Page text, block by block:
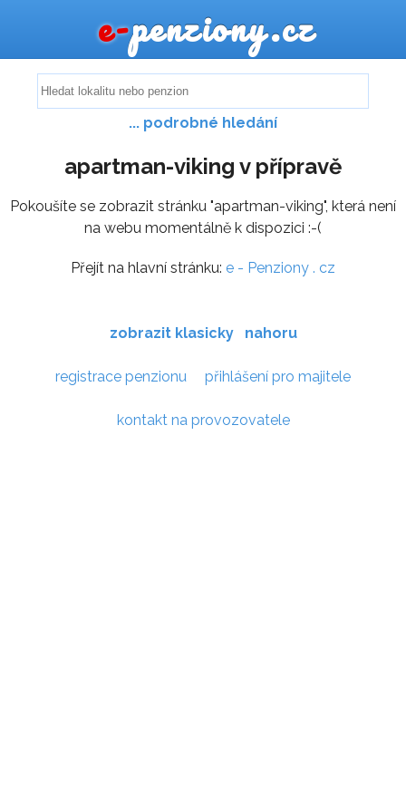
e-penziony.cz
... podrobné hledání
apartman-viking v přípravě
Pokoušíte se zobrazit stránku "apartman-viking", která není
na webu momentálně k dispozici :-(
Přejít na hlavní stránku: e - Penziony . cz
zobrazit klasicky nahoru
registrace penzionu přihlášení pro majitele
kontakt na provozovatele